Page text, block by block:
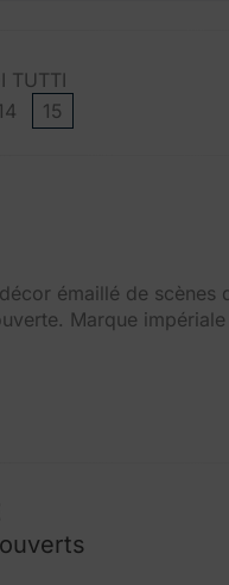
TUTTI
15
émaillé de scènes
Marque